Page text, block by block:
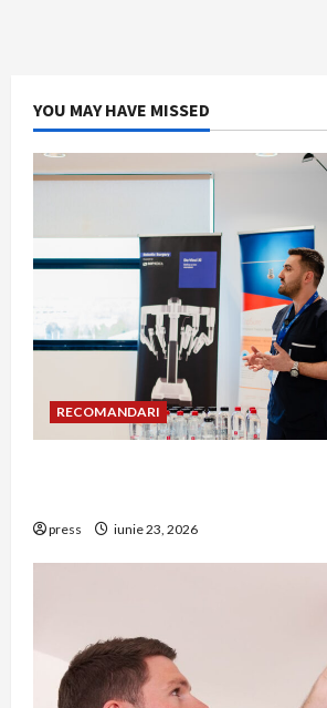
YOU MAY HAVE MISSED
RECOMANDARI
press iunie 23, 2026